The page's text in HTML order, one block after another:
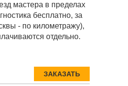
мастера в пределах
бесплатно, за
- по километражу),
отдельно.
ЗАКАЗАТЬ